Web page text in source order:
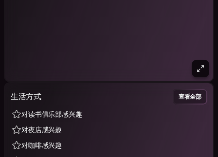
生活方式 查看全部
对读书俱乐部感兴趣
对夜店感兴趣
对咖啡感兴趣